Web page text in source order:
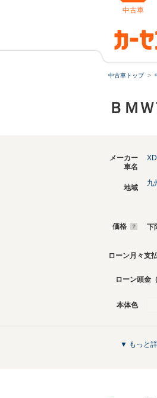
中古車
中古車トップ
ＢＭ
メーカー
車名
地域
九
価格 下
ローン月々支
ローン頭金
本体色
▼ もっと